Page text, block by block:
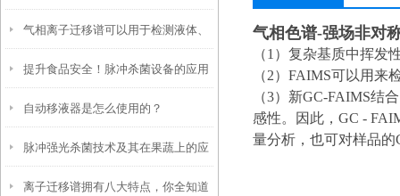
气相离子迁移谱可以用于检测液体、
固体和气体混合物中的各种易挥发物
提升食品安全！脉冲杀菌设备的应用
与效果解析
自动移液器是怎么使用的？
脉冲强光杀菌技术及其在果蔬上的应
用
离子迁移谱拥有八大特点，你全知道
气相色谱-强场非对
（1）复杂基质中挥发
（2）FAIMS可以用
（3）新GC-FAIMS结
感性。因此，GC -
量分析，也可对样品